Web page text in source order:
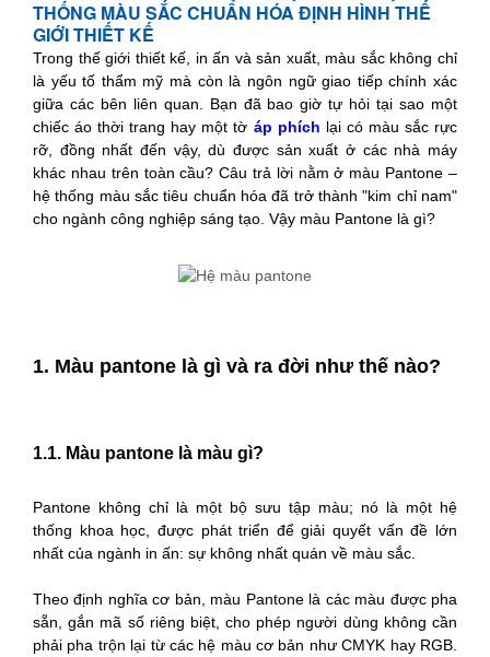
THỐNG MÀU SẮC CHUẨN HÓA ĐỊNH HÌNH THẾ
GIỚI THIẾT KẾ
Trong thế giới thiết kế, in ấn và sản xuất, màu sắc không chỉ
là yếu tố thẩm mỹ mà còn là ngôn ngữ giao tiếp chính xác
giữa các bên liên quan. Bạn đã bao giờ tự hỏi tại sao một
chiếc áo thời trang hay một tờ áp phích lại có màu sắc rực
rỡ, đồng nhất đến vậy, dù được sản xuất ở các nhà máy
khác nhau trên toàn cầu? Câu trả lời nằm ở màu Pantone –
hệ thống màu sắc tiêu chuẩn hóa đã trở thành "kim chỉ nam"
cho ngành công nghiệp sáng tạo. Vậy màu Pantone là gì?
1. Màu pantone là gì và ra đời như thế nào?
1.1. Màu pantone là màu gì?
Pantone không chỉ là một bộ sưu tập màu; nó là một hệ
thống khoa học, được phát triển để giải quyết vấn đề lớn
nhất của ngành in ấn: sự không nhất quán về màu sắc.
Theo định nghĩa cơ bản, màu Pantone là các màu được pha
sẵn, gắn mã số riêng biệt, cho phép người dùng không cần
phải pha trộn lại từ các hệ màu cơ bản như CMYK hay RGB.